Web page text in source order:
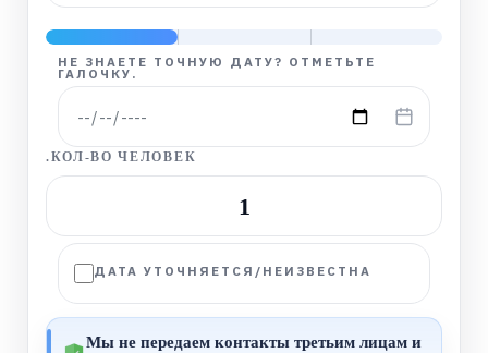
НЕ ЗНАЕТЕ ТОЧНУЮ ДАТУ? ОТМЕТЬТЕ
ГАЛОЧКУ.
.КОЛ-ВО ЧЕЛОВЕК
1
ДАТА УТОЧНЯЕТСЯ/НЕИЗВЕСТНА
Мы не передаем контакты третьим лицам и